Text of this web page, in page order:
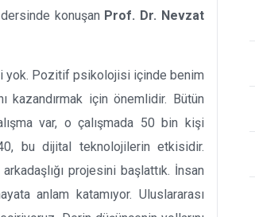
konuşan Prof. Dr. Nevzat
yok. Pozitif psikolojisi içinde benim
kazandırmak için önemlidir. Bütün
var, o çalışmada 50 bin kişi
bu dijital teknolojilerin etkisidir.
projesini başlattık. İnsan
anlam katamıyor. Uluslararası